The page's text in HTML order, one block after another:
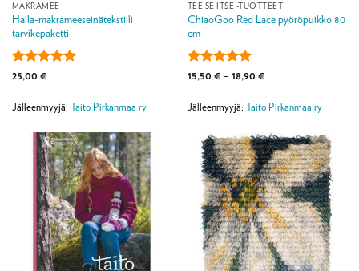
MAKRAMEE
Halla-makrameeseinätekstiili
tarvikepaketti
Arvostelu
/ 5
25,00 €
Jälleenmyyjä: Taito Pirkanmaa ry
TEE SE ITSE -TUOTTEET
ChiaoGoo Red Lace pyöröpuikko 80
cm
Arvostelu
/ 5
15,50 € – 18,90 €Hintaluokka:
18,90 €
Jälleenmyyjä: Taito Pirkanmaa ry